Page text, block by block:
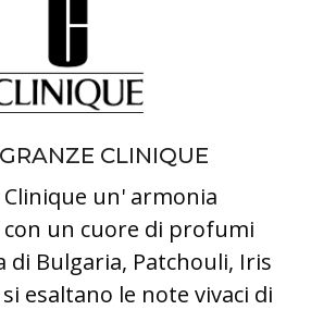
CLINIQUE
un' armonia
un cuore di profumi
di Bulgaria, Patchouli, Iris
esaltano le note vivaci di